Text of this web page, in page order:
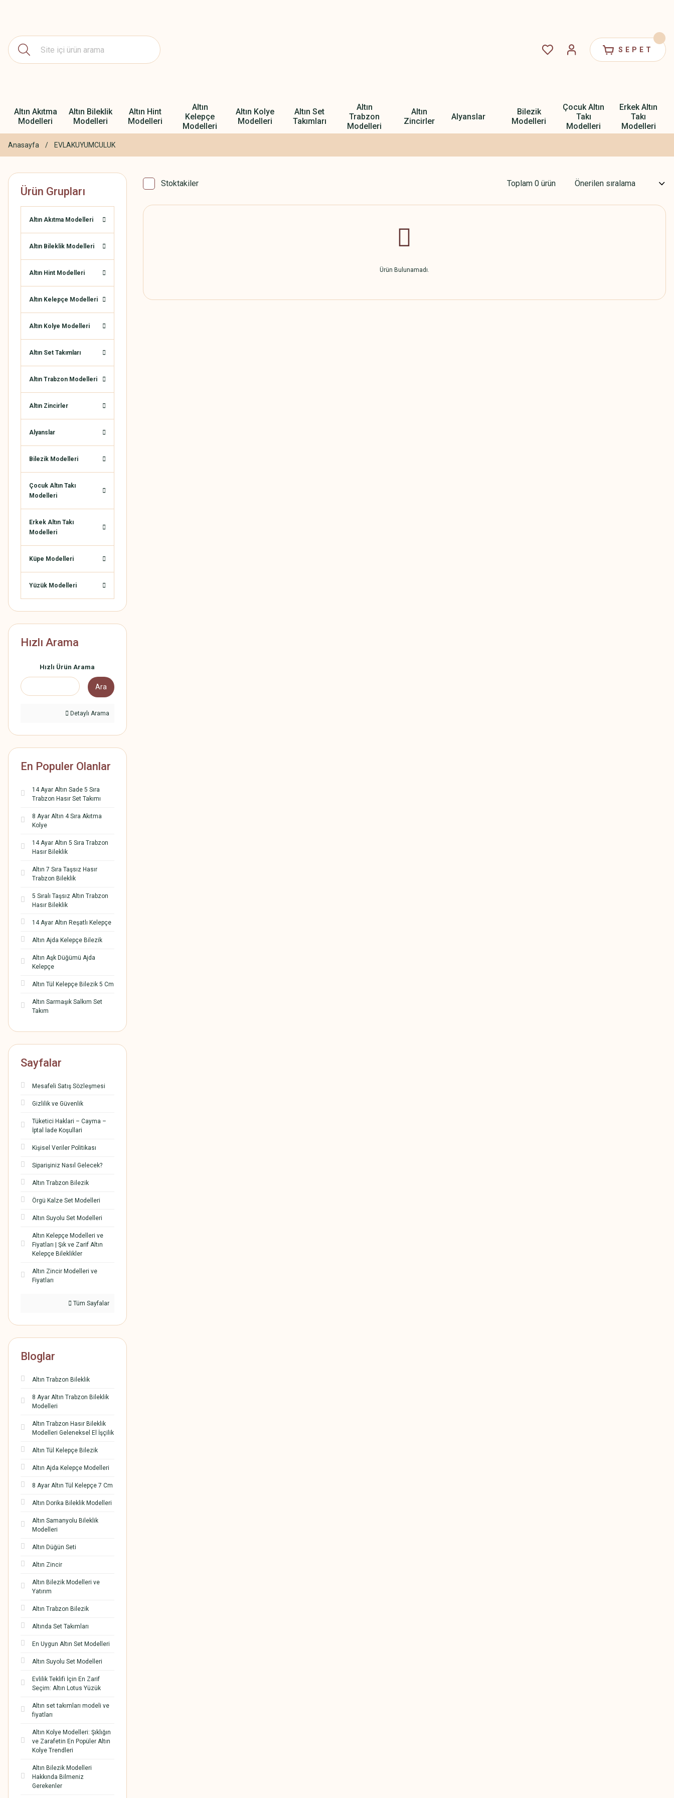
SEPET
Altın Akıtma
Modelleri
Altın Bileklik
Modelleri
Altın Hint
Modelleri
Altın
Kelepçe
Modelleri
Altın Kolye
Modelleri
Altın Set
Takımları
Altın
Trabzon
Modelleri
Altın
Zincirler
Alyanslar
Bilezik
Modelleri
Çocuk Altın
Takı
Modelleri
Erkek Altın
Takı
Modelleri
Anasayfa EVLAKUYUMCULUK
Ürün Grupları
Altın Akıtma Modelleri
Altın Bileklik Modelleri
Altın Hint Modelleri
Altın Kelepçe Modelleri
Altın Kolye Modelleri
Altın Set Takımları
Altın Trabzon Modelleri
Altın Zincirler
Alyanslar
Bilezik Modelleri
Çocuk Altın Takı
Modelleri
Erkek Altın Takı
Modelleri
Küpe Modelleri
Yüzük Modelleri
Hızlı Arama
Hızlı Ürün Arama
Ara
Detaylı Arama
En Populer Olanlar
14 Ayar Altın Sade 5 Sıra
Trabzon Hasır Set Takımı
8 Ayar Altın 4 Sıra Akıtma
Kolye
14 Ayar Altın 5 Sıra Trabzon
Hasır Bileklik
Altın 7 Sıra Taşsız Hasır
Trabzon Bileklik
5 Sıralı Taşsız Altın Trabzon
Hasır Bileklik
14 Ayar Altın Reşatlı Kelepçe
Altın Ajda Kelepçe Bilezik
Altın Aşk Düğümü Ajda
Kelepçe
Altın Tül Kelepçe Bilezik 5 Cm
Altın Sarmaşık Salkım Set
Takım
Sayfalar
Mesafeli Satış Sözleşmesi
Gizlilik ve Güvenlik
Tüketici Haklari – Cayma –
İptal İade Koşullari
Kişisel Veriler Politikası
Siparişiniz Nasıl Gelecek?
Altın Trabzon Bilezik
Örgü Kalze Set Modelleri
Altın Suyolu Set Modelleri
Altın Kelepçe Modelleri ve
Fiyatları | Şık ve Zarif Altın
Kelepçe Bileklikler
Altın Zincir Modelleri ve
Fiyatları
Tüm Sayfalar
Bloglar
Altın Trabzon Bileklik
8 Ayar Altın Trabzon Bileklik
Modelleri
Altın Trabzon Hasır Bileklik
Modelleri Geleneksel El İşçilik
Altın Tül Kelepçe Bilezik
Altın Ajda Kelepçe Modelleri
8 Ayar Altın Tül Kelepçe 7 Cm
Altın Dorika Bileklik Modelleri
Altın Samanyolu Bileklik
Modelleri
Altın Düğün Seti
Altın Zincir
Altın Bilezik Modelleri ve
Yatırım
Altın Trabzon Bilezik
Altında Set Takımları
En Uygun Altın Set Modelleri
Altın Suyolu Set Modelleri
Evlilik Teklifi İçin En Zarif
Seçim: Altın Lotus Yüzük
Altın set takımları modeli ve
fiyatları
Altın Kolye Modelleri: Şıklığın
ve Zarafetin En Popüler Altın
Kolye Trendleri
Altın Bilezik Modelleri
Hakkında Bilmeniz
Gerekenler
Stoktakiler Toplam 0 ürün
Ürün Bulunamadı.